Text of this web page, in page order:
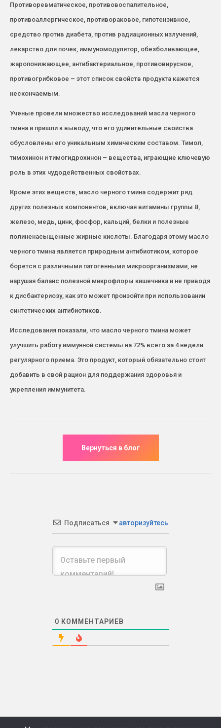
Противоревматическое, противовоспалительное,
противоаллергическое, противораковое, гипотензивное,
средство против диабета, против радиационных излучений,
лекарство для почек, иммуномодулятор, обезболивающее,
жаропонижающее, антибактериальное, противовирусное,
противогрибковое – этот список свойств продукта кажется
нескончаемым.
Ученые провели множество исследований масла черного
тмина и пришли к выводу, что его удивительные свойства
обусловлены его уникальным химическим составом. Тимол,
тимохинон и тимогидрохинон – вещества, играющие ключевую
роль в этих чудодейственных свойствах.
Кроме этих веществ, масло черного тмина содержит ряд
других полезных компонентов, включая витамины группы В,
железо, медь, цинк, фосфор, кальций, белки и полезные
полиненасыщенные жирные кислоты. Благодаря этому масло
черного тмина является природным антибиотиком, которое
борется с различными патогенными микроорганизмами, не
нарушая баланс полезной микрофлоры кишечника и не приводя
к дисбактериозу, как это может произойти при использовании
синтетических антибиотиков.
Исследования показали, что масло черного тмина может
улучшить работу иммунной системы на 72% всего за 4 недели
регулярного приема. Это продукт, который обязательно стоит
добавить в свой рацион для поддержания здоровья и
укрепления иммунитета.
Подписаться авторизуйтесь
0 КОММЕНТАРИЕВ